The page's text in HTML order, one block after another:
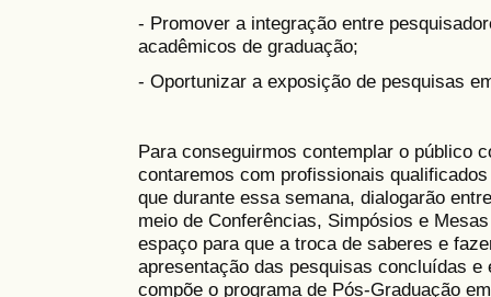
- Promover a integração entre
acadêmicos de graduação;
- Oportunizar a exposição de pesquisas
Para conseguirmos contemplar o público
contaremos com profissionais
que durante essa semana, dialogarão
meio de Conferências, Simpósios e
espaço para que a troca de saberes e
apresentação das pesquisas concluídas
compõe o programa de Pós-Graduação